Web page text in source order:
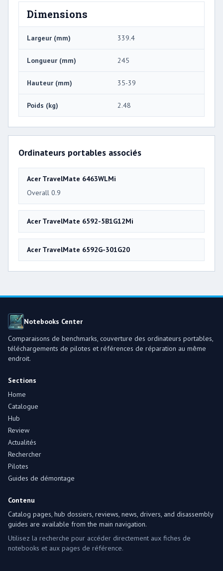
Dimensions
Largeur (mm) 339.4
Longueur (mm) 245
Hauteur (mm) 35-39
Poids (kg) 2.48
Ordinateurs portables associés
Acer TravelMate 6463WLMi
Overall 0.9
Acer TravelMate 6592-5B1G12Mi
Acer TravelMate 6592G-301G20
Notebooks Center
Comparaisons de benchmarks, couverture des ordinateurs portables,
téléchargements de pilotes et références de réparation au même
endroit.
Sections
Home
Catalogue
Hub
Review
Actualités
Rechercher
Pilotes
Guides de démontage
Contenu
Catalog pages, hub dossiers, reviews, news, drivers, and disassembly
guides are available from the main navigation.
Utilisez la recherche pour accéder directement aux fiches de
notebooks et aux pages de référence.